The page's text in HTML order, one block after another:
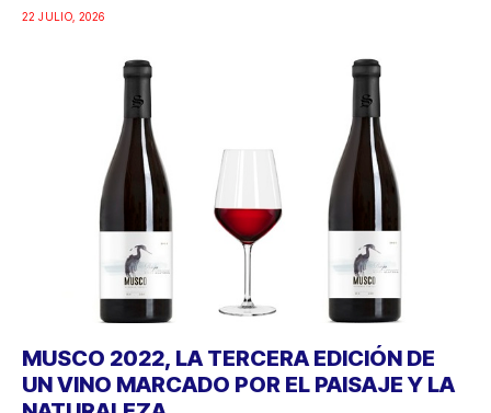
22 JULIO, 2026
MUSCO 2022, LA TERCERA EDICIÓN DE
UN VINO MARCADO POR EL PAISAJE Y LA